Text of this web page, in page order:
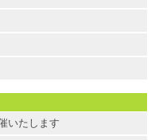
いたします